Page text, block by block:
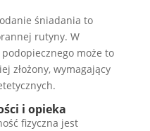
śniadania to
rutyny. W
może to
złożony, wymagający
i opieka
fizyczna jest